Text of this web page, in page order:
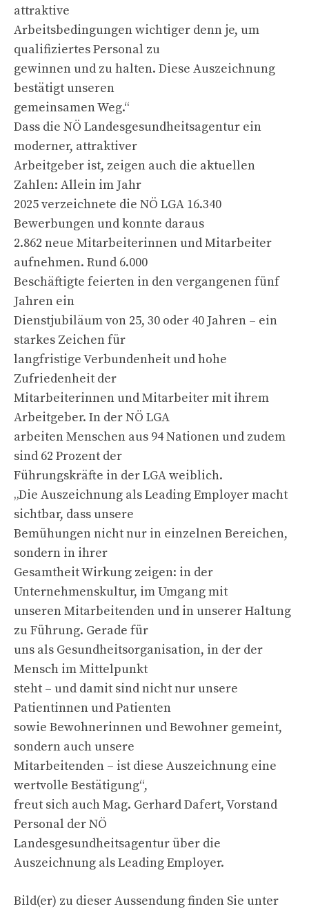
attraktive
Arbeitsbedingungen wichtiger denn je, um
qualifiziertes Personal zu
gewinnen und zu halten. Diese Auszeichnung
bestätigt unseren
gemeinsamen Weg.“
Dass die NÖ Landesgesundheitsagentur ein
moderner, attraktiver
Arbeitgeber ist, zeigen auch die aktuellen
Zahlen: Allein im Jahr
2025 verzeichnete die NÖ LGA 16.340
Bewerbungen und konnte daraus
2.862 neue Mitarbeiterinnen und Mitarbeiter
aufnehmen. Rund 6.000
Beschäftigte feierten in den vergangenen fünf
Jahren ein
Dienstjubiläum von 25, 30 oder 40 Jahren – ein
starkes Zeichen für
langfristige Verbundenheit und hohe
Zufriedenheit der
Mitarbeiterinnen und Mitarbeiter mit ihrem
Arbeitgeber. In der NÖ LGA
arbeiten Menschen aus 94 Nationen und zudem
sind 62 Prozent der
Führungskräfte in der LGA weiblich.
„Die Auszeichnung als Leading Employer macht
sichtbar, dass unsere
Bemühungen nicht nur in einzelnen Bereichen,
sondern in ihrer
Gesamtheit Wirkung zeigen: in der
Unternehmenskultur, im Umgang mit
unseren Mitarbeitenden und in unserer Haltung
zu Führung. Gerade für
uns als Gesundheitsorganisation, in der der
Mensch im Mittelpunkt
steht – und damit sind nicht nur unsere
Patientinnen und Patienten
sowie Bewohnerinnen und Bewohner gemeint,
sondern auch unsere
Mitarbeitenden – ist diese Auszeichnung eine
wertvolle Bestätigung“,
freut sich auch Mag. Gerhard Dafert, Vorstand
Personal der NÖ
Landesgesundheitsagentur über die
Auszeichnung als Leading Employer.
Bild(er) zu dieser Aussendung finden Sie unter